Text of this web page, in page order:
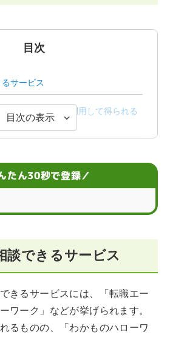
目次
サービス
トがおすすめ！利用して得られる
外に転職相談できるのは？
容は？
注意点
職相談をうまく活用しよう
目次の表示
たん30秒で登録／
談できるサービス
きるサービスには、「転職エー
ワーク」などが挙げられます。
るものの、「わかものハローワ